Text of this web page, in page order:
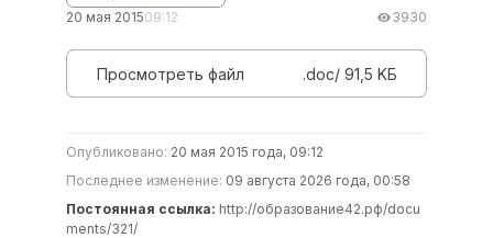
20 мая 201509:12 3930
Просмотреть файл .doc/ 91,5 KБ
Опубликовано: 20 мая 2015 года, 09:12
Последнее изменение: 09 августа 2026 года, 00:58
Постоянная ссылка: http://образование42.рф/docu
ments/321/